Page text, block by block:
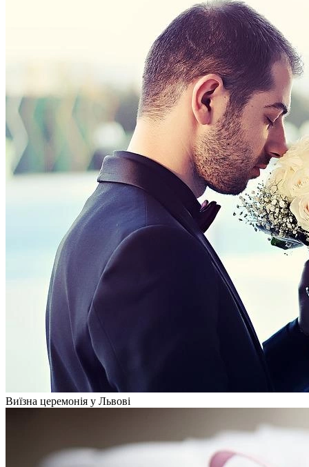
Виїзна церемонія у Львові